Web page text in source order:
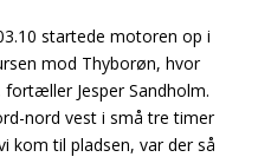
startede motoren op i
mod Thyborøn, hvor
Jesper Sandholm.
nord vest i små tre timer
kom til pladsen, var der så